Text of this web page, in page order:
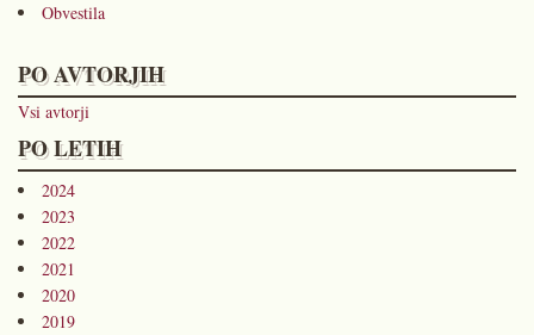
Obvestila
PO AVTORJIH
Vsi avtorji
PO LETIH
2024
2023
2022
2021
2020
2019